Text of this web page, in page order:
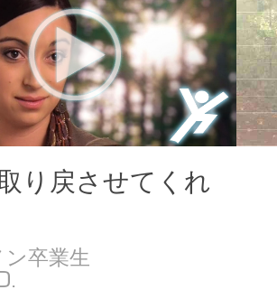
ヘブライ語
マジャール語
イタリア語
日本語
オランダ語
ノルウェー語
ポルトガル語
ロシア語
り戻させてくれ
卒業生